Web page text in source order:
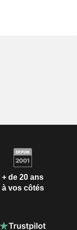
+ de 20 ans
à vos côtés